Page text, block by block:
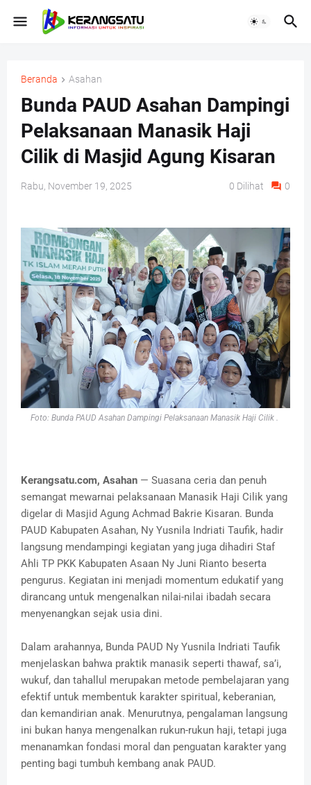
Beranda Asahan
Bunda PAUD Asahan Dampingi
Pelaksanaan Manasik Haji
Cilik di Masjid Agung Kisaran
Rabu, November 19, 2025 0 Dilihat 0
Foto: Bunda PAUD Asahan Dampingi Pelaksanaan Manasik Haji Cilik .
Kerangsatu.com, Asahan — Suasana ceria dan penuh
semangat mewarnai pelaksanaan Manasik Haji Cilik yang
digelar di Masjid Agung Achmad Bakrie Kisaran. Bunda
PAUD Kabupaten Asahan, Ny Yusnila Indriati Taufik, hadir
langsung mendampingi kegiatan yang juga dihadiri Staf
Ahli TP PKK Kabupaten Asaan Ny Juni Rianto beserta
pengurus. Kegiatan ini menjadi momentum edukatif yang
dirancang untuk mengenalkan nilai-nilai ibadah secara
menyenangkan sejak usia dini.
Dalam arahannya, Bunda PAUD Ny Yusnila Indriati Taufik
menjelaskan bahwa praktik manasik seperti thawaf, sa’i,
wukuf, dan tahallul merupakan metode pembelajaran yang
efektif untuk membentuk karakter spiritual, keberanian,
dan kemandirian anak. Menurutnya, pengalaman langsung
ini bukan hanya mengenalkan rukun-rukun haji, tetapi juga
menanamkan fondasi moral dan penguatan karakter yang
penting bagi tumbuh kembang anak PAUD.